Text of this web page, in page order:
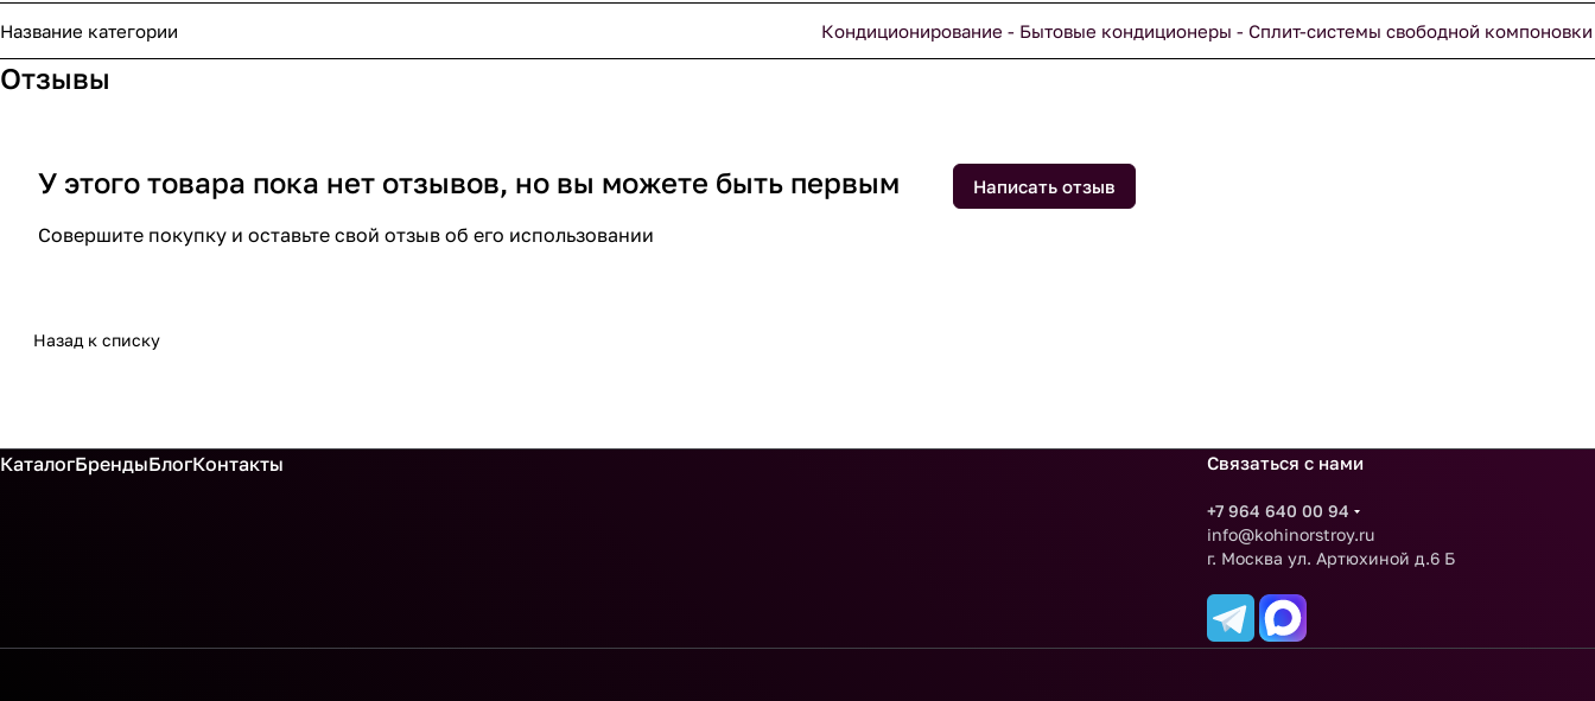
Название категории Кондиционирование - Бытовые кондиционеры - Сплит-системы свободной компоновки
Отзывы
У этого товара пока нет отзывов, но вы можете быть первым
Совершите покупку и оставьте свой отзыв об его использовании
Написать отзыв
Назад к списку
КаталогБрендыБлогКонтакты Связаться с нами
+7 964 640 00 94
info@kohinorstroy.ru
г. Москва ул. Артюхиной д.6 Б